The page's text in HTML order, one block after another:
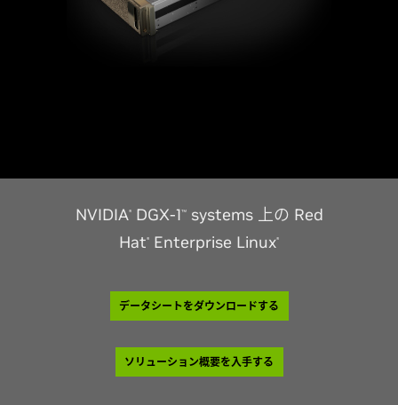
NVIDIA®DGX-1™systems 上の Red
Hat® Enterprise Linux®
データシートをダウンロードする
ソリューション概要を入手する